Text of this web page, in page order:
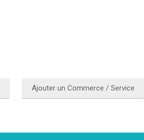
Ajouter un Commerce / Service